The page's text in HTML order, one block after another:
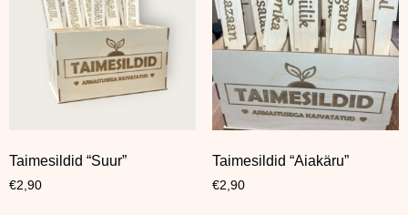
Taimesildid “Suur”
€2,90
Taimesildid “Aiakäru”
€2,90